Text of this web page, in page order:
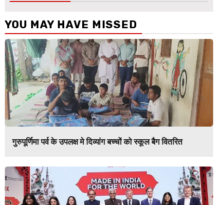
YOU MAY HAVE MISSED
गुरुपूर्णिमा पर्व के उपलक्ष मे दिव्यांग बच्चों को स्कूल बैग वितरित